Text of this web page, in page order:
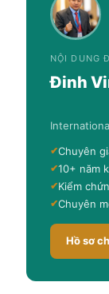
NỘI DUNG
Đinh
Chuyên
10+ năm
Kiểm
Chuyên
Hồ sơ